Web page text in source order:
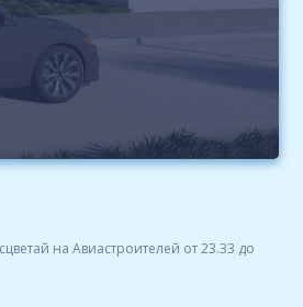
на Авиастроителей от 23.33 до